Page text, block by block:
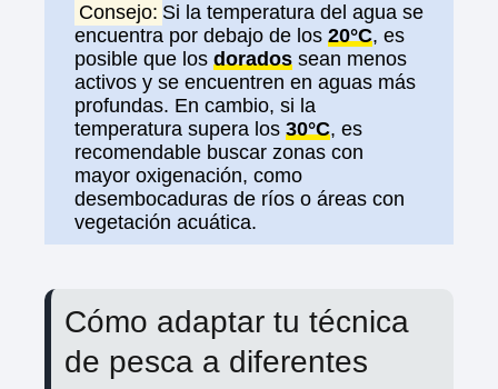
Consejo: Si la temperatura del agua se
encuentra por debajo de los 20°C, es
posible que los doradossean menos
activos y se encuentren en aguas más
profundas. En cambio, si la
temperatura supera los 30°C, es
recomendable buscar zonas con
mayor oxigenación, como
desembocaduras de ríos o áreas con
vegetación acuática.
Cómo adaptar tu técnica
de pesca a diferentes